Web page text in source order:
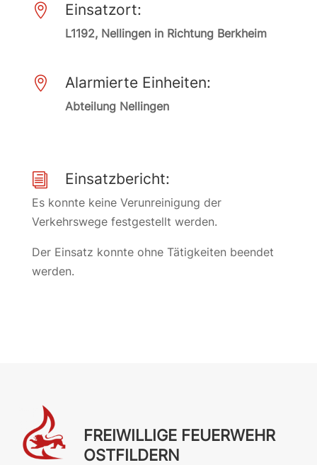
 Einsatzort:
L1192, Nellingen in Richtung Berkheim
 Alarmierte Einheiten:
Abteilung Nellingen
i Einsatzbericht:
Es konnte keine Verunreinigung der
Verkehrswege festgestellt werden.
Der Einsatz konnte ohne Tätigkeiten beendet
werden.
FREIWILLIGE FEUERWEHR
OSTFILDERN